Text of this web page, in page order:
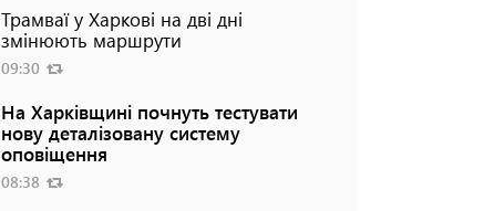
Трамваї у Харкові на дві дні
змінюють маршрути
09:30
На Харківщині почнуть тестувати
нову деталізовану систему
оповіщення
08:38